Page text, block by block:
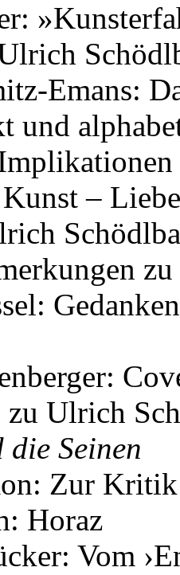
Emans:
und
– Liebe
zu Ulrich
die Seinen
Zur
Horaz
Vom